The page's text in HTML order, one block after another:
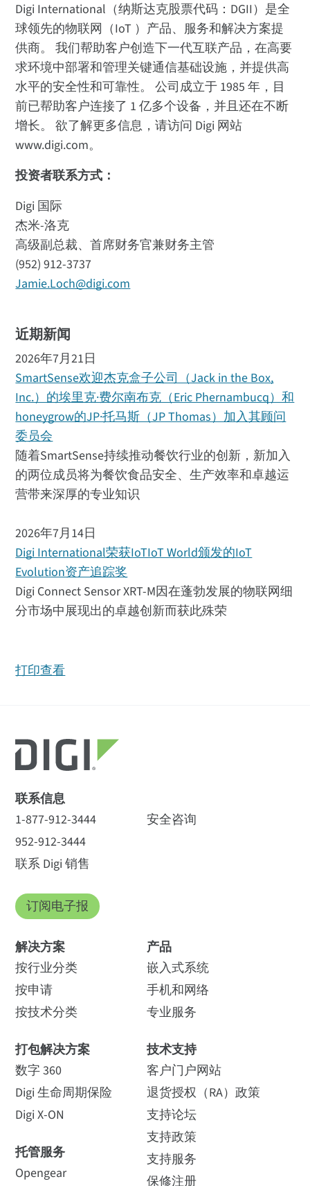
Digi International（纳斯达克股票代码：DGII）是全
球领先的物联网（IoT ）产品、服务和解决方案提
供商。 我们帮助客户创造下一代互联产品，在高要
求环境中部署和管理关键通信基础设施，并提供高
水平的安全性和可靠性。 公司成立于 1985 年，目
前已帮助客户连接了 1 亿多个设备，并且还在不断
增长。 欲了解更多信息，请访问 Digi 网站
www.digi.com。
投资者联系方式：
Digi 国际
杰米-洛克
高级副总裁、首席财务官兼财务主管
(952) 912-3737
Jamie.Loch@digi.com
近期新闻
2026年7月21日
SmartSense欢迎杰克盒子公司（Jack in the Box,
Inc.）的埃里克·费尔南布克（Eric Phernambucq）和
honeygrow的JP·托马斯（JP Thomas）加入其顾问
委员会
随着SmartSense持续推动餐饮行业的创新，新加入
的两位成员将为餐饮食品安全、生产效率和卓越运
营带来深厚的专业知识
2026年7月14日
Digi International荣获IoTIoT World颁发的IoT
Evolution资产追踪奖
Digi Connect Sensor XRT-M因在蓬勃发展的物联网细
分市场中展现出的卓越创新而获此殊荣
打印查看
联系信息
1-877-912-3444
952-912-3444
联系 Digi 销售
安全咨询
订阅电子报
解决方案
按行业分类
按申请
按技术分类
打包解决方案
数字 360
Digi 生命周期保险
Digi X-ON
托管服务
Opengear
产品
嵌入式系统
手机和网络
专业服务
技术支持
客户门户网站
退货授权（RA）政策
支持论坛
支持政策
支持服务
保修注册